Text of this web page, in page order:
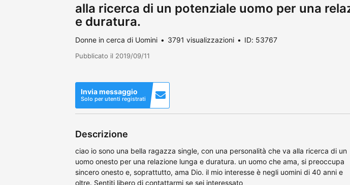
alla ricerca di un potenziale uomo per una
e duratura.
Donne in cerca di Uomini 3791 visualizzazioni ID: 53767
Pubblicato il 2019/09/11
Invia messaggio
Solo per utenti registrati
Descrizione
ciao io sono una bella ragazza single, con una personalità che va alla ricerca di un
uomo onesto per una relazione lunga e duratura. un uomo che ama, si preoccupa
sincero onesto e, soprattutto, ama Dio. il mio interesse è negli uomini di 40 anni e
oltre. Sentiti libero di contattarmi se sei interessato